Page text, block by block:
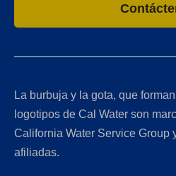
La burbuja y la gota, que
logotipos de Cal Water son
California Water Service Group
afiliadas.